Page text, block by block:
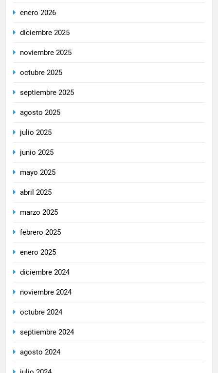
enero 2026
diciembre 2025
noviembre 2025
octubre 2025
septiembre 2025
agosto 2025
julio 2025
junio 2025
mayo 2025
abril 2025
marzo 2025
febrero 2025
enero 2025
diciembre 2024
noviembre 2024
octubre 2024
septiembre 2024
agosto 2024